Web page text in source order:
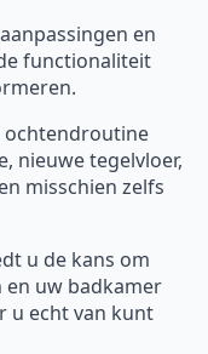
en
functionaliteit
ochtendroutine
nieuwe tegelvloer,
misschien zelfs
u de kans om
en uw badkamer
u echt van kunt